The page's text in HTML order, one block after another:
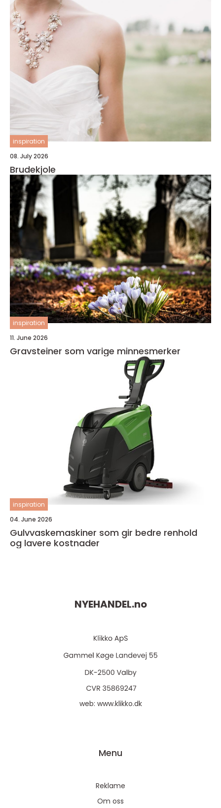
inspiration
08. July 2026
Brudekjole
inspiration
11. June 2026
Gravsteiner som varige minnesmerker
inspiration
04. June 2026
Gulvvaskemaskiner som gir bedre renhold
og lavere kostnader
NYEHANDEL.no
web: www.klikko.dk
Menu
Reklame
Om oss